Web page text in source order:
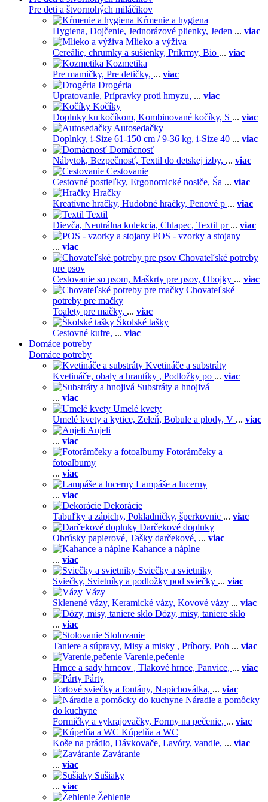
Pre deti a štvornohých miláčikov
Kŕmenie a hygiena
Hygiena, Dojčenie, Jednorázové plienky, Jeden ... viac
Mlieko a výživa
Cereálie, chrumky a sušienky, Príkrmy, Bio ... viac
Kozmetika
Pre mamičky, Pre detičky, ... viac
Drogéria
Upratovanie, Prípravky proti hmyzu, ... viac
Kočíky
Doplnky ku kočíkom, Kombinované kočíky, S ... viac
Autosedačky
Doplnky, i-Size 61-150 cm / 9-36 kg, i-Size 40 ... viac
Domácnosť
Nábytok, Bezpečnosť, Textil do detskej izby, ... viac
Cestovanie
Cestovné postieľky, Ergonomické nosiče, Ša ... viac
Hračky
Kreatívne hračky, Hudobné hračky, Penové p ... viac
Textil
Dievča, Neutrálna kolekcia, Chlapec, Textil pr ... viac
POS - vzorky a stojany
... viac
Chovateľské potreby
pre psov
Cestovanie so psom, Maškrty pre psov, Obojky ... viac
Chovateľské
potreby pre mačky
Toalety pre mačky, ... viac
Školské tašky
Cestovné kufre, ... viac
Domáce potreby
Domáce potreby
Kvetináče a substráty
Kvetináče, obaly a hrantíky , Podložky po ... viac
Substráty a hnojivá
... viac
Umelé kvety
Umelé kvety a kytice, Zeleň, Bobule a plody, V ... viac
Anjeli
... viac
Fotorámčeky a
fotoalbumy
... viac
Lampáše a lucerny
... viac
Dekorácie
Tabuľky a zápichy, Pokladničky, šperkovnic ... viac
Darčekové doplnky
Obrúsky papierové, Tašky darčekové, ... viac
Kahance a náplne
... viac
Sviečky a svietniky
Sviečky, Svietníky a podložky pod sviečky ... viac
Vázy
Sklenené vázy, Keramické vázy, Kovové vázy ... viac
Dózy, misy, taniere sklo
... viac
Stolovanie
Taniere a súpravy, Misy a misky , Príbory, Poh ... viac
Varenie,pečenie
Hrnce a sady hrncov , Tlakové hrnce, Panvice, ... viac
Párty
Tortové sviečky a fontány, Napichovátka, ... viac
Náradie a pomôcky
do kuchyne
Formičky a vykrajovačky, Formy na pečenie, ... viac
Kúpelňa a WC
Koše na prádlo, Dávkovače, Lavóry, vandle, ... viac
Zaváranie
... viac
Sušiaky
... viac
Žehlenie